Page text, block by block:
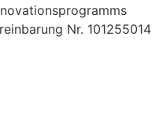
Nr. 101255014